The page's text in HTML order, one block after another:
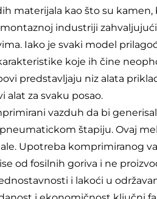
materijala kao što su kamen,
industriji
Iako je svaki model
koje ih čine
predstavljaju niz alata
alat za svaku posao.
vazduh da bi
štapiju. Ovaj
Upotreba komprimiranog
od fosilnih goriva i ne
i lakoći u